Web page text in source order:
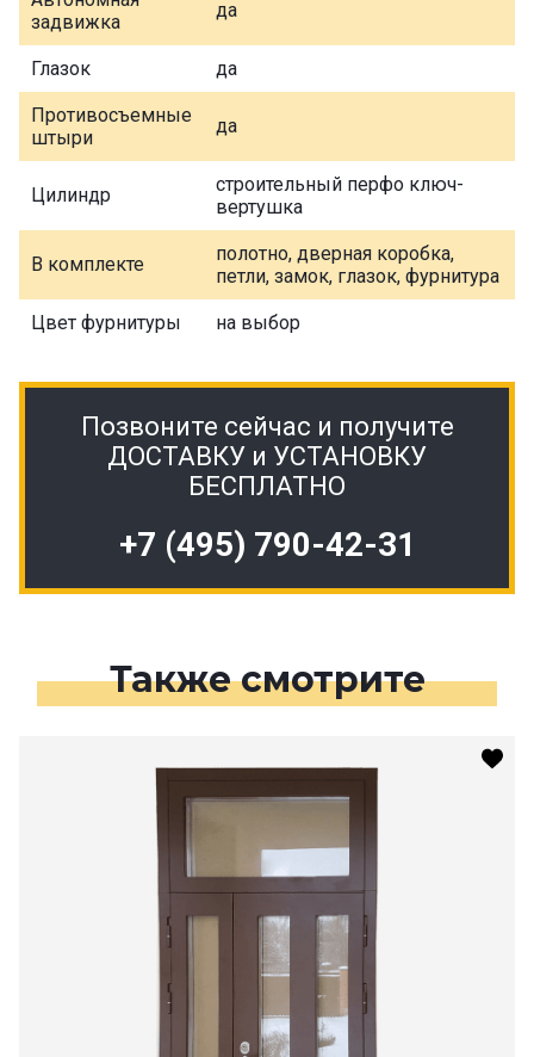
задвижка
да
Глазок да
Противосъемные
штыри
да
Цилиндр
строительный перфо ключ-
вертушка
В комплекте
полотно, дверная коробка,
петли, замок, глазок, фурнитура
Цвет фурнитуры на выбор
Позвоните сейчас и получите
ДОСТАВКУ и УСТАНОВКУ
БЕСПЛАТНО
+7 (495) 790-42-31
Также смотрите